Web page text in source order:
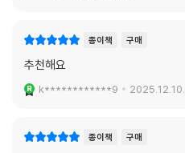
종이책 구매
추천해요
k************9 2025.12.10.
종이책 구매